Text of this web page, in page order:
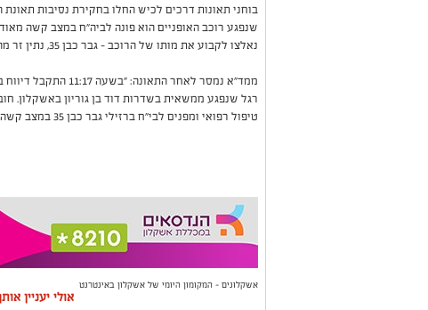
בוחני תאונות דרכים לכיש החלו בחקירת נסיבות
שנפגע רוכב האופניים הוא פונה לביה"ח במצב קשה
נאלצו לקבוע את מותו של הרוכב - גבר כבן 35, נתין זר מהודו.
רגל שנפגע ממשאית בשדרות דוד בן גוריון באשקלון.
טיפול רפואי ומפנים לבי"ח ברזילי גבר כבן 35 במצב קשה עם פגיעה רב מערכתית".
אשקלונים - המקומון היומי של אשקלון באינטרנט
אולי יעניין